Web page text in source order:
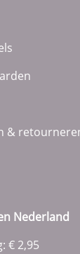
&
Nederland
€ 2,95